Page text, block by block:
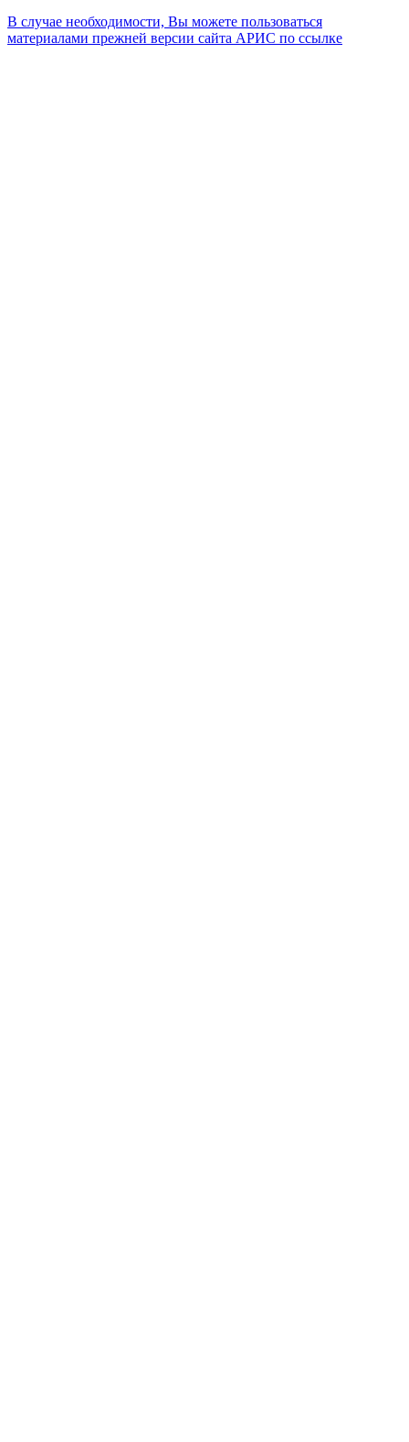
В случае необходимости, Вы можете пользоваться
материалами прежней версии сайта АРИС по ссылке